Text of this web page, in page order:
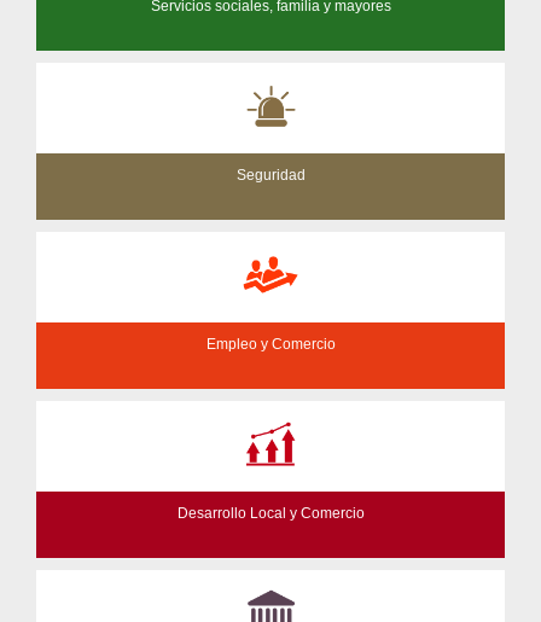
Servicios sociales, familia y mayores
Seguridad
Empleo y Comercio
Desarrollo Local y Comercio